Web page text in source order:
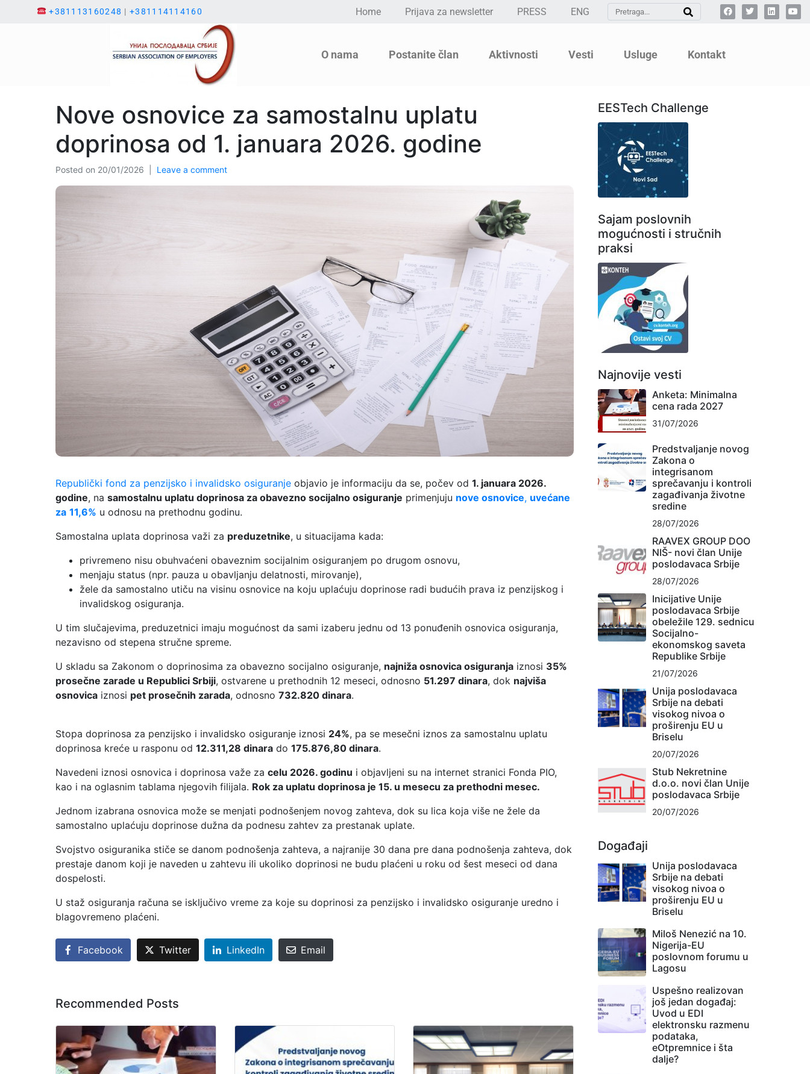
+381113160248 |+381114114160 Home Prijava za newsletter PRESS ENG
O nama Postanite član Aktivnosti Vesti Usluge Kontakt
Nove osnovice za samostalnu uplatu
doprinosa od 1. januara 2026. godine
Posted on 20/01/2026 Leave a comment
Republički fond za penzijsko i invalidsko osiguranje objavio je informaciju da se, počev od 1. januara 2026.
godine, na samostalnu uplatu doprinosa za obavezno socijalno osiguranje primenjuju nove osnovice, uvećane
za 11,6% u odnosu na prethodnu godinu.
Samostalna uplata doprinosa važi za preduzetnike, u situacijama kada:
privremeno nisu obuhvaćeni obaveznim socijalnim osiguranjem po drugom osnovu,
menjaju status (npr. pauza u obavljanju delatnosti, mirovanje),
žele da samostalno utiču na visinu osnovice na koju uplaćuju doprinose radi budućih prava iz penzijskog i
invalidskog osiguranja.
U tim slučajevima, preduzetnici imaju mogućnost da sami izaberu jednu od 13 ponuđenih osnovica osiguranja,
nezavisno od stepena stručne spreme.
U skladu sa Zakonom o doprinosima za obavezno socijalno osiguranje, najniža osnovica osiguranja iznosi 35%
prosečne zarade u Republici Srbiji, ostvarene u prethodnih 12 meseci, odnosno 51.297 dinara, dok najviša
osnovica iznosi pet prosečnih zarada, odnosno 732.820 dinara.
Stopa doprinosa za penzijsko i invalidsko osiguranje iznosi 24%, pa se mesečni iznos za samostalnu uplatu
doprinosa kreće u rasponu od 12.311,28 dinara do 175.876,80 dinara.
Navedeni iznosi osnovica i doprinosa važe za celu 2026. godinu i objavljeni su na internet stranici Fonda PIO,
kao i na oglasnim tablama njegovih filijala. Rok za uplatu doprinosa je 15. u mesecu za prethodni mesec.
Jednom izabrana osnovica može se menjati podnošenjem novog zahteva, dok su lica koja više ne žele da
samostalno uplaćuju doprinose dužna da podnesu zahtev za prestanak uplate.
Svojstvo osiguranika stiče se danom podnošenja zahteva, a najranije 30 dana pre dana podnošenja zahteva, dok
prestaje danom koji je naveden u zahtevu ili ukoliko doprinosi ne budu plaćeni u roku od šest meseci od dana
dospelosti.
U staž osiguranja računa se isključivo vreme za koje su doprinosi za penzijsko i invalidsko osiguranje uredno i
blagovremeno plaćeni.
Facebook Twitter LinkedIn Email
Recommended Posts
EESTech Challenge
Sajam poslovnih
mogućnosti i stručnih
praksi
Najnovije vesti
Anketa: Minimalna
cena rada 2027
31/07/2026
Predstvaljanje novog
Zakona o
integrisanom
sprečavanju i kontroli
zagađivanja životne
sredine
28/07/2026
RAAVEX GROUP DOO
NIŠ- novi član Unije
poslodavaca Srbije
28/07/2026
Inicijative Unije
poslodavaca Srbije
obeležile 129. sednicu
Socijalno-
ekonomskog saveta
Republike Srbije
21/07/2026
Unija poslodavaca
Srbije na debati
visokog nivoa o
proširenju EU u
Briselu
20/07/2026
Stub Nekretnine
d.o.o. novi član Unije
poslodavaca Srbije
20/07/2026
Događaji
Unija poslodavaca
Srbije na debati
visokog nivoa o
proširenju EU u
Briselu
Miloš Nenezić na 10.
Nigerija-EU
poslovnom forumu u
Lagosu
Uspešno realizovan
još jedan događaj:
Uvod u EDI
elektronsku razmenu
podataka,
eOtpremnice i šta
dalje?